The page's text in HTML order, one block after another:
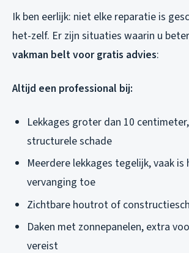
Ik ben eerlijk: niet elke reparatie is
het-zelf. Er zijn situaties waarin u
vakman belt voor gratis advies:
Altijd een professional bij:
Lekkages groter dan 10
structurele schade
Meerdere lekkages tegelijk, vaak is
vervanging toe
Zichtbare houtrot of
Daken met zonnepanelen, extra
vereist